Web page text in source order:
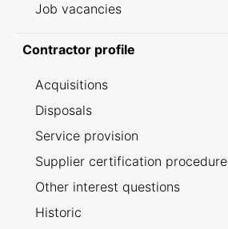
Job vacancies
Contractor profile
Acquisitions
Disposals
Service provision
Supplier certification procedure
Other interest questions
Historic